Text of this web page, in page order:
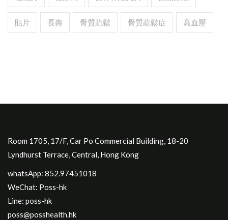
貼片 長壽 骨質疏鬆 骨質疏鬆症 高血壓
Room 1705, 17/F, Car Po Commercial Building, 18-20
Lyndhurst Terrace, Central, Hong Kong
whatsApp: 852.97451018
WeChat: Poss-hk
Line: poss-hk
poss@posshealth.hk